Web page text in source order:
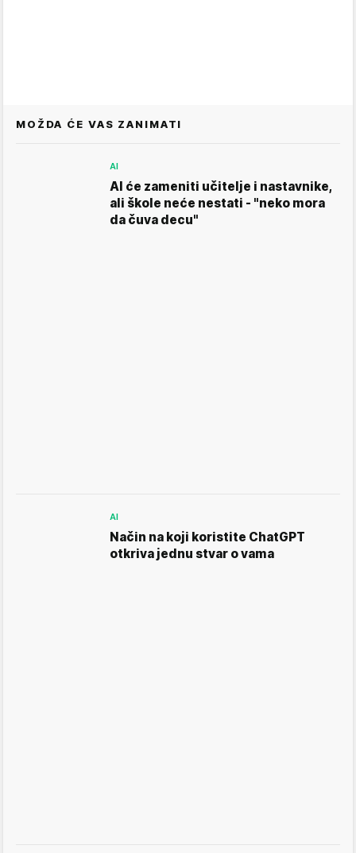
MOŽDA ĆE VAS ZANIMATI
AI
AI će zameniti učitelje i nastavnike,
ali škole neće nestati - "neko mora
da čuva decu"
AI
Način na koji koristite ChatGPT
otkriva jednu stvar o vama